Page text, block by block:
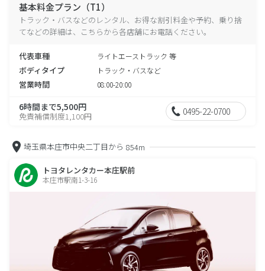
基本料金プラン（T1）
トラック・バスなどのレンタル、お得な割引料金や予約、乗り捨
てなどの詳細は、こちらから各店舗にお電話ください。
代表車種 ライトエーストラック 等
ボディタイプ トラック・バスなど
営業時間 08:00-20:00
6時間まで5,500円
免責補償制度1,100円 0495-22-0700
埼玉県本庄市中央二丁目から 854m
トヨタレンタカー本庄駅前
本庄市駅南1-3-16